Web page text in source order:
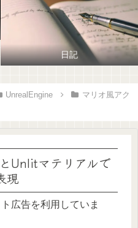
日記
UnrealEngine
マリオ風アク
Unlitマテリアルで
現
広告を利用していま